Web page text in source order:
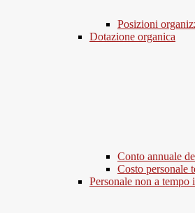
Posizioni
Dotazione organica
Conto annuale
Costo personale
Personale non a tempo